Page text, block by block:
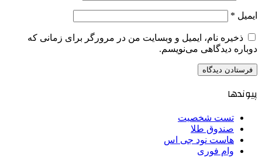
ایمیل *
ذخیره نام، ایمیل و وبسایت من در مرورگر برای زمانی که
دوباره دیدگاهی می‌نویسم.
پیوندها
تست شخصیت
صندوق طلا
هاست نود جی اس
وام فوری